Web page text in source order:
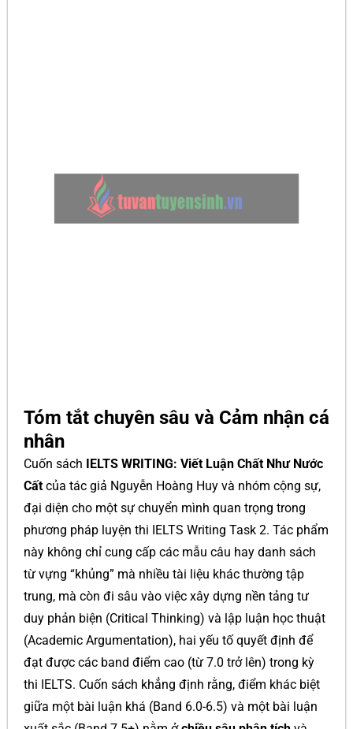
Tóm tắt chuyên sâu và Cảm nhận cá
nhân
Cuốn sách IELTS WRITING: Viết Luận Chất Như Nước
Cất của tác giả Nguyễn Hoàng Huy và nhóm cộng sự,
đại diện cho một sự chuyển mình quan trọng trong
phương pháp luyện thi IELTS Writing Task 2. Tác phẩm
này không chỉ cung cấp các mẫu câu hay danh sách
từ vựng “khủng” mà nhiều tài liệu khác thường tập
trung, mà còn đi sâu vào việc xây dựng nền tảng tư
duy phản biện (Critical Thinking) và lập luận học thuật
(Academic Argumentation), hai yếu tố quyết định để
đạt được các band điểm cao (từ 7.0 trở lên) trong kỳ
thi IELTS. Cuốn sách khẳng định rằng, điểm khác biệt
giữa một bài luận khá (Band 6.0-6.5) và một bài luận